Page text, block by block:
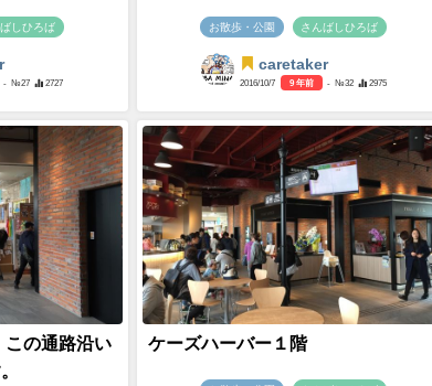
しひろば
- №27 2727
お散歩・公園 さんばしひろば
caretaker
2016/10/7 9 年前 - №32 2975
この通路沿い
ケーズハーバー１階